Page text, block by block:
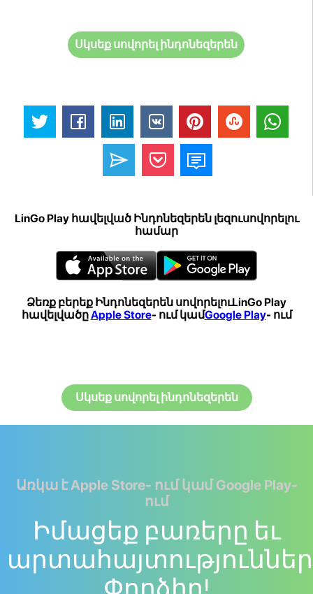
Սկսեք սովորել ինդոնեզերեն
LinGo Play հավելված Ինդոնեզերեն լեզուսովորելու
համար
Ձեռք բերեք Ինդոնեզերեն սովորելուLinGo Play
հավելվածըApple Store- ում կամGoogle Play- ում
Սկսեք սովորել ինդոնեզերեն
Առկա է Apple Store- ում կամ Google Play-
ում
Իմացեք բառերը եւ